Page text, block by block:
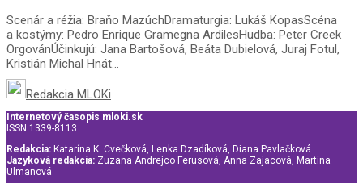
Scenár a réžia: Braňo MazúchDramaturgia: Lukáš KopasScéna
a kostýmy: Pedro Enrique Gramegna ArdilesHudba: Peter Creek
OrgovánÚčinkujú: Jana Bartošová, Beáta Dubielová, Juraj Fotul,
Kristián Michal Hnát...
Redakcia MLOKi
Internetový časopis mloki.sk
ISSN 1339-8113
Redakcia: Katarína K. Cvečková, Lenka Dzadíková, Diana Pavlačková
Jazyková redakcia: Zuzana Andrejco Ferusová, Anna Zajacová, Martina
Ulmanová